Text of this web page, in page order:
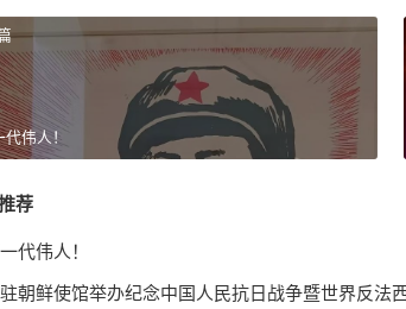
伟人！
荐
代伟人！
朝鲜使馆举办纪念中国人民抗日战争暨世界反法